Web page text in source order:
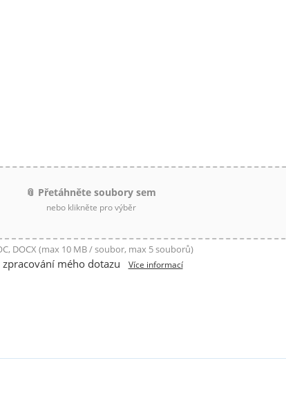
📎 Přetáhněte soubory sem
nebo klikněte pro výběr
DOCX (max 10 MB / soubor, max 5 souborů)
mého dotazu Více informací